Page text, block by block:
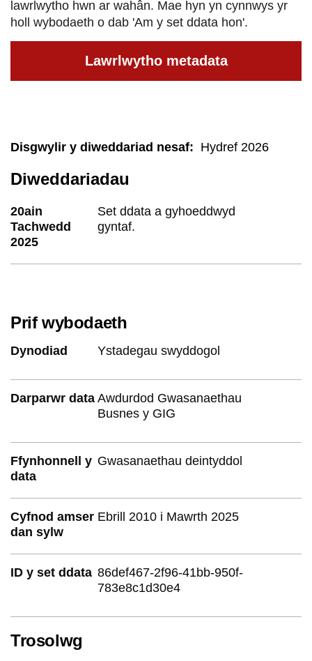
lawrlwytho hwn ar wahân. Mae hyn yn cynnwys yr
holl wybodaeth o dab 'Am y set ddata hon'.
Lawrlwytho metadata
Disgwylir y diweddariad nesaf: Hydref 2026
Diweddariadau
20ain
Tachwedd
2025
Set ddata a gyhoeddwyd
gyntaf.
Prif wybodaeth
Dynodiad Ystadegau swyddogol
Darparwr data Awdurdod Gwasanaethau
Busnes y GIG
Ffynhonnell y
data
Gwasanaethau deintyddol
Cyfnod amser
dan sylw
Ebrill 2010 i Mawrth 2025
ID y set ddata 86def467-2f96-41bb-950f-
783e8c1d30e4
Trosolwg